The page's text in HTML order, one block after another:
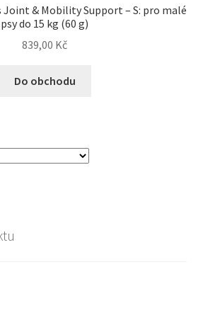
krmivo s nordickou kvalitou
pro psy — Italské krmivo s
Joint & Mobility Support – S: pro malé
psy do 15 kg (60 g)
839,00 Kč
Do obchodu